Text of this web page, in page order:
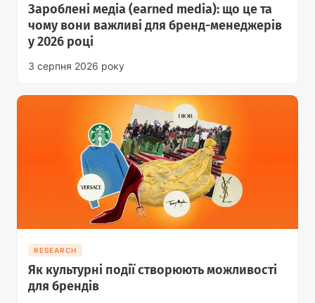
Зароблені медіа (earned media): що це та
чому вони важливі для бренд-менеджерів
у 2026 році
3 серпня 2026 року
RESEARCH
Як культурні події створюють можливості
для брендів